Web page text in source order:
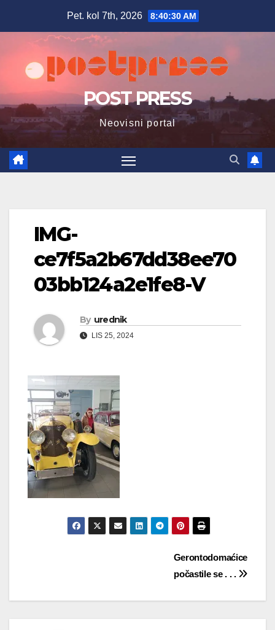
Pet. kol 7th, 2026 8:40:32 AM
POST PRESS
Neovisni portal
IMG-
ce7f5a2b67dd38ee70
03bb124a2e1fe8-V
By urednik
LIS 25, 2024
Gerontodomaćice
počastile se . . .